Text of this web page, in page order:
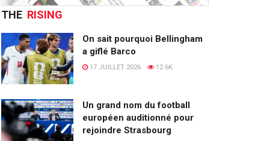
THE RISING
On sait pourquoi Bellingham
a giflé Barco
17 JUILLET 2026 12.6K
Un grand nom du football
européen auditionné pour
rejoindre Strasbourg